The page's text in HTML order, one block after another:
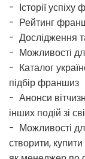
- Історії успіху
- Рейтинг
- Дослідження
- Можливості
- Каталог
підбір франшиз
- Анонси
інших подій зі
- Можливості
створити,